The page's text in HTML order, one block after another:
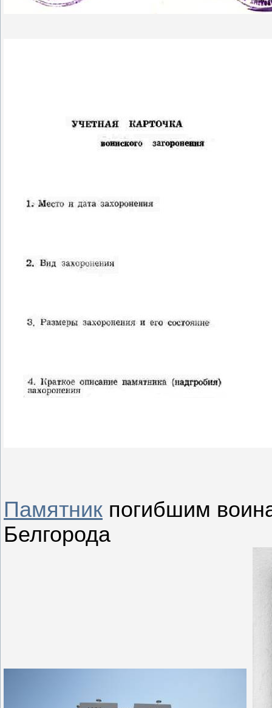
Памятник погибшим
Белгорода